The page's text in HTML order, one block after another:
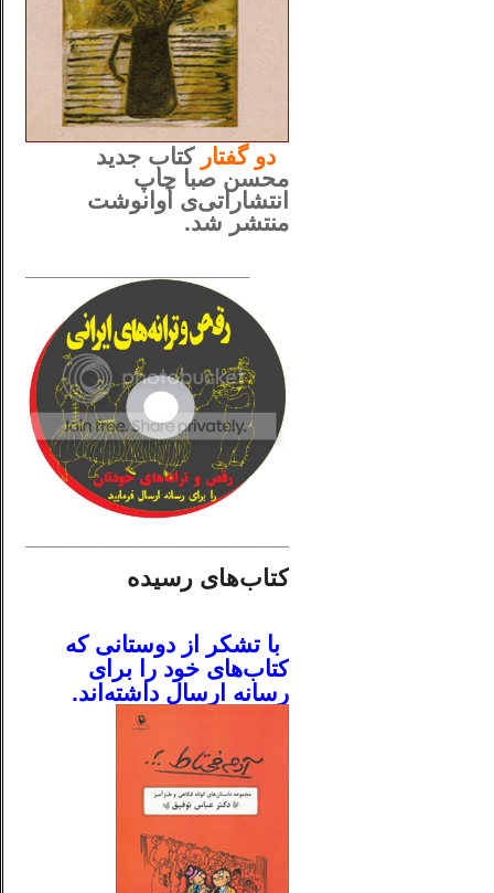
دوگفتار کتاب جدید
محسن صبا چاپ
انتشاراتی‌ی آوانوشت
منتشر شد.
کتاب‌های رسیده
با تشکر از دوستانی که
کتاب‌های خود را برای
رسانه ارسال داشته‌اند.